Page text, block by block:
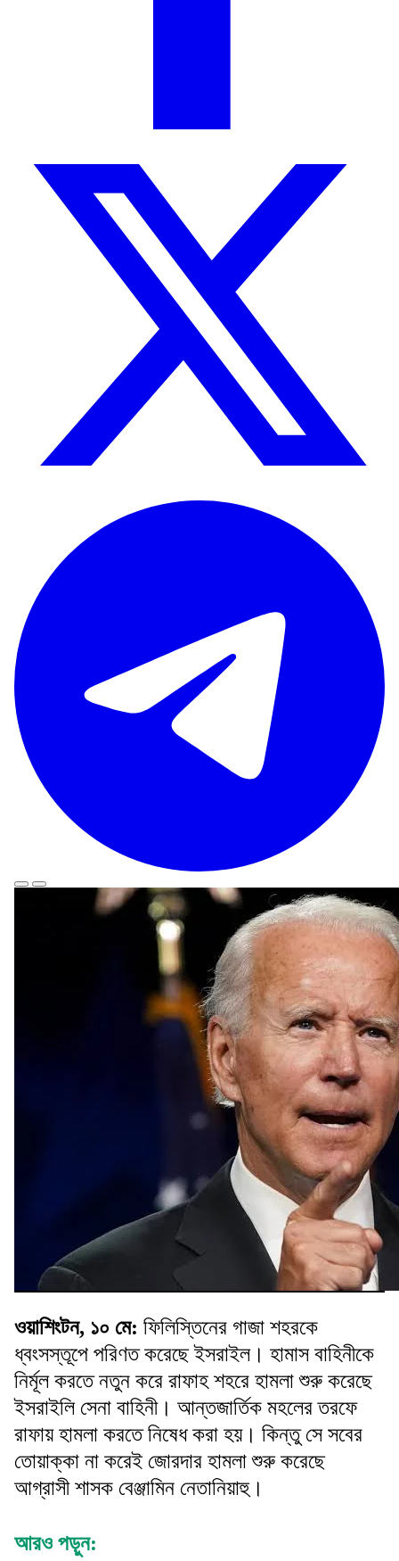
ওয়াশিংটন, ১০ মে: ফিলিস্তিনের গাজা শহরকে
ধ্বংসস্তূপে পরিণত করেছে ইসরাইল। হামাস বাহিনীকে
নির্মূল করতে নতুন করে রাফাহ শহরে হামলা শুরু করেছে
ইসরাইলি সেনা বাহিনী। আন্তজার্তিক মহলের তরফে
রাফায় হামলা করতে নিষেধ করা হয়। কিন্তু সে সবের
তোয়াক্কা না করেই জোরদার হামলা শুরু করেছে
আগ্রাসী শাসক বেঞ্জামিন নেতানিয়াহু।
আরও পড়ুন: